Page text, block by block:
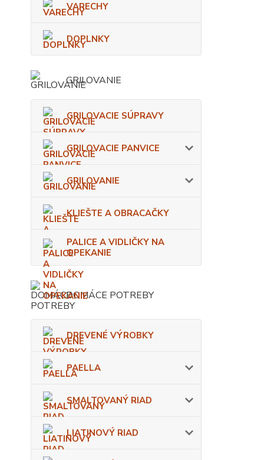
VARECHY
DOPLNKY
GRILOVANIE
GRILOVACIE SÚPRAVY
GRILOVACIE PANVICE
GRILOVANIE
KLIEŠTE A OBRACAČKY
PALICE A VIDLIČKY NA
OPEKANIE
DOMÁCE POTREBY
DREVENÉ VÝROBKY
PAELLA
SMALTOVANÝ RIAD
LIATINOVÝ RIAD